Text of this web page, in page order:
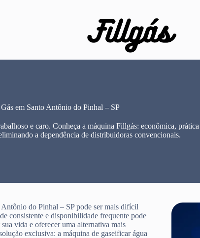
em Santo Antônio do Pinhal – SP
e caro. Conheça a máquina Fillgás: econômica, prática
a dependência de distribuidoras convencionais.
do Pinhal – SP pode ser mais difícil
consistente e disponibilidade frequente pode
vida e oferecer uma alternativa mais
exclusiva: a máquina de gaseificar água